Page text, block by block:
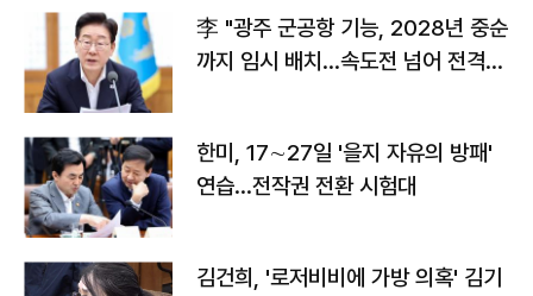
李 "광주 군공항 기능, 2028년 중순
까지 임시 배치…속도전 넘어 전격
한미, 17∼27일 '을지 자유의 방패'
연습…전작권 전환 시험대
김건희, '로저비비에 가방 의혹' 김기